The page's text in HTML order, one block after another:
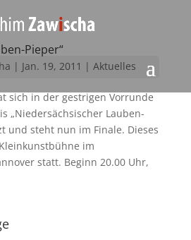
Pieper“
| Jan. 19, 2011 | Aktuelles
sich in der gestrigen Vorrunde
„Niedersächsischer Lauben-
und steht nun im Finale. Dieses
im
statt. Beginn 20.00 Uhr,